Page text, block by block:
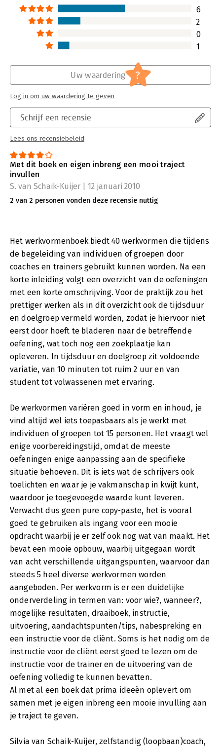
6
2
0
1
Schrijf een recensie
Lees ons recensiebeleid
Uw waardering ?
Log in om uw waardering te geven
Met dit boek en eigen inbreng een mooi traject
invullen
S. van Schaik-Kuijer | 12 januari 2010
2 van 2 personen vonden deze recensie nuttig
Het werkvormenboek biedt 40 werkvormen die tijdens
de begeleiding van individuen of groepen door
coaches en trainers gebruikt kunnen worden. Na een
korte inleiding volgt een overzicht van de oefeningen
met een korte omschrijving. Voor de praktijk zou het
prettiger werken als in dit overzicht ook de tijdsduur
en doelgroep vermeld worden, zodat je hiervoor niet
eerst door hoeft te bladeren naar de betreffende
oefening, wat toch nog een zoekplaatje kan
opleveren. In tijdsduur en doelgroep zit voldoende
variatie, van 10 minuten tot ruim 2 uur en van
student tot volwassenen met ervaring.
De werkvormen variëren goed in vorm en inhoud, je
vind altijd wel iets toepasbaars als je werkt met
individuen of groepen tot 15 personen. Het vraagt wel
enige voorbereidingstijd, omdat de meeste
oefeningen enige aanpassing aan de specifieke
situatie behoeven. Dit is iets wat de schrijvers ook
toelichten en waar je je vakmanschap in kwijt kunt,
waardoor je toegevoegde waarde kunt leveren.
Verwacht dus geen pure copy-paste, het is vooral
goed te gebruiken als ingang voor een mooie
opdracht waarbij je er zelf ook nog wat van maakt. Het
bevat een mooie opbouw, waarbij uitgegaan wordt
van acht verschillende uitgangspunten, waarvoor dan
steeds 5 heel diverse werkvormen worden
aangeboden. Per werkvorm is er een duidelijke
onderverdeling in termen van: voor wie?, wanneer?,
mogelijke resultaten, draaiboek, instructie,
uitvoering, aandachtspunten/tips, nabespreking en
een instructie voor de cliënt. Soms is het nodig om de
instructie voor de cliënt eerst goed te lezen om de
instructie voor de trainer en de uitvoering van de
oefening volledig te kunnen bevatten.
Al met al een boek dat prima ideeën oplevert om
samen met je eigen inbreng een mooie invulling aan
je traject te geven.
Silvia van Schaik-Kuijer, zelfstandig (loopbaan)coach,